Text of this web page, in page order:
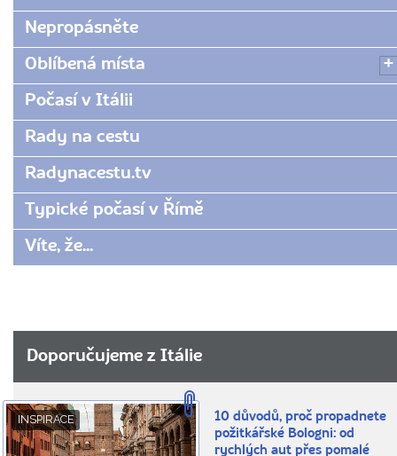
Nepropásněte
Oblíbená místa
Počasí v Itálii
Rady na cestu
Radynacestu.tv
Typické počasí v Římě
Víte, že...
Doporučujeme z Itálie
INSPIRACE
10 důvodů, proč propadnete
požitkářské Bologni: od
rychlých aut přes pomalé